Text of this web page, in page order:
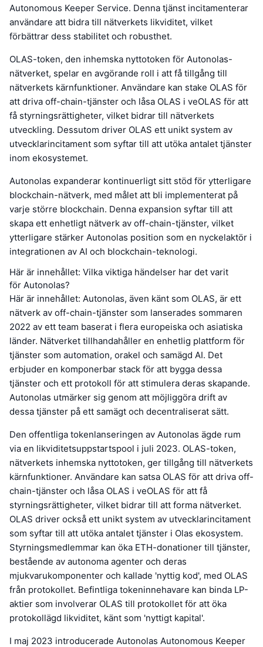
Autonomous Keeper Service. Denna tjänst incitamenterar
användare att bidra till nätverkets likviditet, vilket
förbättrar dess stabilitet och robusthet.
OLAS-token, den inhemska nyttotoken för Autonolas-
nätverket, spelar en avgörande roll i att få tillgång till
nätverkets kärnfunktioner. Användare kan stake OLAS för
att driva off-chain-tjänster och låsa OLAS i veOLAS för att
få styrningsrättigheter, vilket bidrar till nätverkets
utveckling. Dessutom driver OLAS ett unikt system av
utvecklarincitament som syftar till att utöka antalet tjänster
inom ekosystemet.
Autonolas expanderar kontinuerligt sitt stöd för ytterligare
blockchain-nätverk, med målet att bli implementerat på
varje större blockchain. Denna expansion syftar till att
skapa ett enhetligt nätverk av off-chain-tjänster, vilket
ytterligare stärker Autonolas position som en nyckelaktör i
integrationen av AI och blockchain-teknologi.
Här är innehållet: Vilka viktiga händelser har det varit
för Autonolas?
Här är innehållet: Autonolas, även känt som OLAS, är ett
nätverk av off-chain-tjänster som lanserades sommaren
2022 av ett team baserat i flera europeiska och asiatiska
länder. Nätverket tillhandahåller en enhetlig plattform för
tjänster som automation, orakel och samägd AI. Det
erbjuder en komponerbar stack för att bygga dessa
tjänster och ett protokoll för att stimulera deras skapande.
Autonolas utmärker sig genom att möjliggöra drift av
dessa tjänster på ett samägt och decentraliserat sätt.
Den offentliga tokenlanseringen av Autonolas ägde rum
via en likviditetsuppstartspool i juli 2023. OLAS-token,
nätverkets inhemska nyttotoken, ger tillgång till nätverkets
kärnfunktioner. Användare kan satsa OLAS för att driva off-
chain-tjänster och låsa OLAS i veOLAS för att få
styrningsrättigheter, vilket bidrar till att forma nätverket.
OLAS driver också ett unikt system av utvecklarincitament
som syftar till att utöka antalet tjänster i Olas ekosystem.
Styrningsmedlemmar kan öka ETH-donationer till tjänster,
bestående av autonoma agenter och deras
mjukvarukomponenter och kallade 'nyttig kod', med OLAS
från protokollet. Befintliga tokeninnehavare kan binda LP-
aktier som involverar OLAS till protokollet för att öka
protokollägd likviditet, känt som 'nyttigt kapital'.
I maj 2023 introducerade Autonolas Autonomous Keeper